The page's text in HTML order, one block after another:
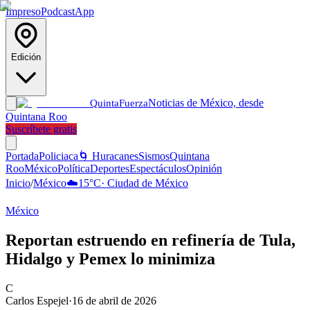
ImpresoPodcastApp
Edición
QuintaFuerzaNoticias de México, desde
Quintana Roo
Suscríbete gratis
PortadaPoliciaca 🌀 HuracanesSismosQuintana
RooMéxicoPolíticaDeportesEspectáculosOpinión
Inicio/México☁️15°C· Ciudad de México
México
Reportan estruendo en refinería de Tula,
Hidalgo y Pemex lo minimiza
C
Carlos Espejel·16 de abril de 2026